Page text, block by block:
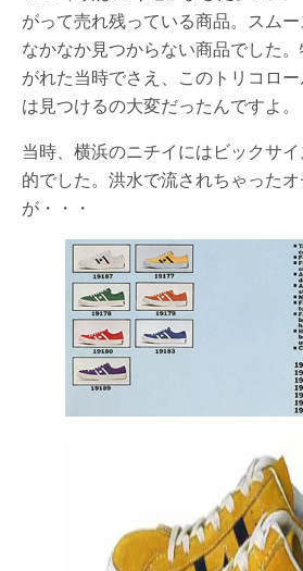
がって売れ残っている商品。スム
なかなか見つからない商品でした
がれた当時でさえ、このトリコロ
は見つけるの大変だったんですよ。
当時、横浜のニチイにはビックサ
的でした。洪水で流されちゃった
が・・・